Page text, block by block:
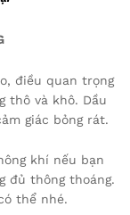
điều quan trọng
thô và khô. Dầu
giác bỏng rát.
khí nếu bạn
đủ thông thoáng.
thể nhé.